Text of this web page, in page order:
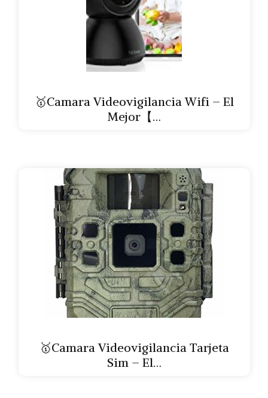
🥇Camara Videovigilancia Wifi – El
Mejor【…
🥇Camara Videovigilancia Tarjeta
Sim – El…